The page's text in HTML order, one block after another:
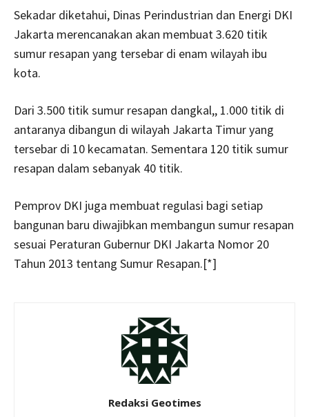
Sekadar diketahui, Dinas Perindustrian dan Energi DKI
Jakarta merencanakan akan membuat 3.620 titik
sumur resapan yang tersebar di enam wilayah ibu
kota.
Dari 3.500 titik sumur resapan dangkal,, 1.000 titik di
antaranya dibangun di wilayah Jakarta Timur yang
tersebar di 10 kecamatan. Sementara 120 titik sumur
resapan dalam sebanyak 40 titik.
Pemprov DKI juga membuat regulasi bagi setiap
bangunan baru diwajibkan membangun sumur resapan
sesuai Peraturan Gubernur DKI Jakarta Nomor 20
Tahun 2013 tentang Sumur Resapan.[*]
Redaksi Geotimes